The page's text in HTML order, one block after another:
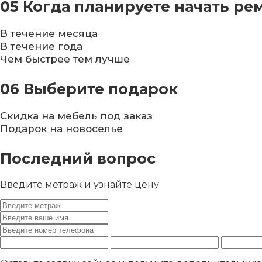
05 Когда планируете начать
В течение месяца
В течение года
Чем быстрее тем лучше
06 Выберите подарок
Скидка на мебель под заказ
Подарок на новоселье
Последний вопрос
Введите метраж и узнайте цену